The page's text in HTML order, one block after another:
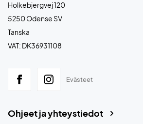
Holkebjergvej 120
5250 Odense SV
Tanska
VAT: DK36931108
Evästeet
Ohjeet ja yhteystiedot